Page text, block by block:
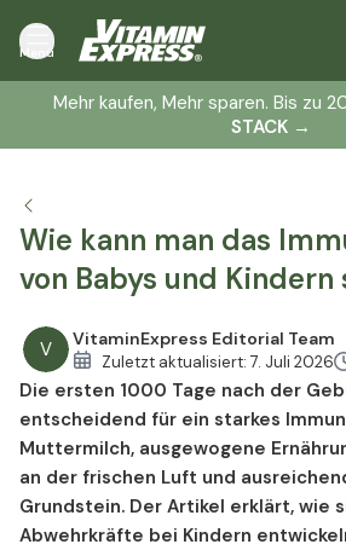
Menü
Mehr kaufen, Mehr sparen. Bis zu
STACK →
Wie kann man das
von Babys und Kindern
V VitaminExpress Editorial Team
Zuletzt aktualisiert:7. Juli 2026
Die ersten 1000 Tage nach der
entscheidend für ein starkes
Muttermilch, ausgewogene
an der frischen Luft und
Grundstein. Der Artikel erklärt, wie
Abwehrkräfte bei Kindern
Wann es sinnvoll ist, die
zu unterstützen
So stärken Sie das Immunsystem
Wie kann ich gezielt das erlernte
meines Kindes positiv beeinflussen?